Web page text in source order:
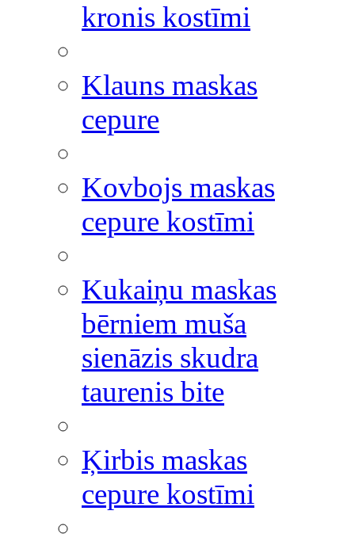
kronis kostīmi
Klauns maskas
cepure
Kovbojs maskas
cepure kostīmi
Kukaiņu maskas
bērniem muša
sienāzis skudra
taurenis bite
Ķirbis maskas
cepure kostīmi